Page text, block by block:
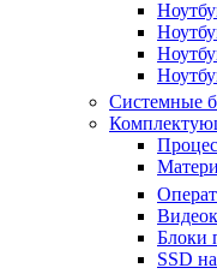
Системные
Блоки
SSD